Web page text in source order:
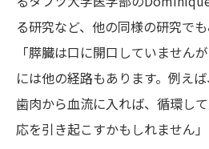
る研究など、他の同様の研究で
「膵臓は口に開口していません
には他の経路もあります。例え
歯肉から血流に入れば、循環し
応を引き起こすかもしれません